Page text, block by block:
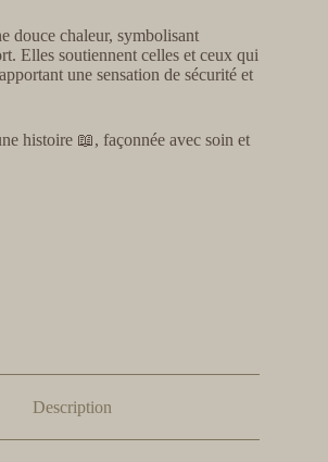
douce chaleur, symbolisant
Elles soutiennent celles et ceux qui
une sensation de sécurité et
histoire 📖, façonnée avec soin et
Description